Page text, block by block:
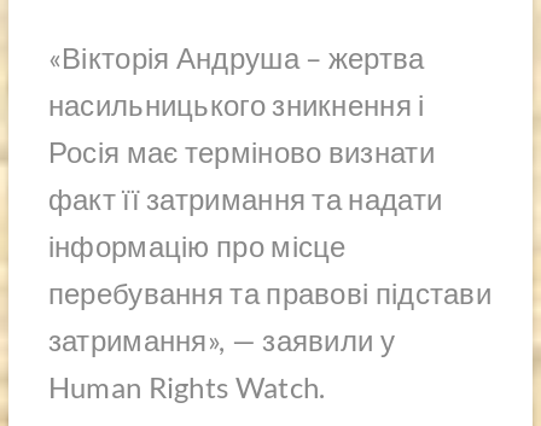
«Вікторія Андруша – жертва
насильницького зникнення і
Росія має терміново визнати
факт її затримання та надати
інформацію про місце
перебування та правові підстави
затримання», — заявили у
Human Rights Watch.